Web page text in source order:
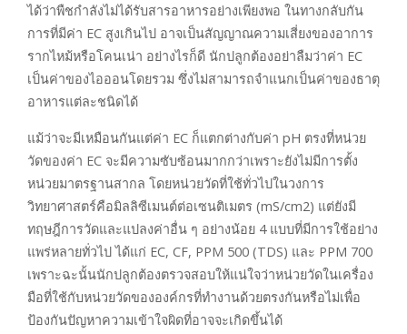
ได้ว่าพืชกำลังไม่ได้รับสารอาหารอย่างเพียงพอ ในทางกลับกัน
การที่มีค่า EC สูงเกินไป อาจเป็นสัญญาณความเสี่ยงของอาการ
รากไหม้หรือโคนเน่า อย่างไรก็ดี นักปลูกต้องอย่าลืมว่าค่า EC
เป็นค่าของไอออนโดยรวม ซึ่งไม่สามารถจำแนกเป็นค่าของธาตุ
อาหารแต่ละชนิดได้
แม้ว่าจะมีเหมือนกันแต่ค่า EC ก็แตกต่างกับค่า pH ตรงที่หน่วย
วัดของค่า EC จะมีความซับซ้อนมากกว่าเพราะยังไม่มีการตั้ง
หน่วยมาตรฐานสากล โดยหน่วยวัดที่ใช้ทั่วไปในวงการ
วิทยาศาสตร์คือมิลลิซีเมนต์ต่อเซนติเมตร (mS/cm2) แต่ยังมี
ทฤษฎีการวัดและแปลงค่าอื่น ๆ อย่างน้อย 4 แบบที่มีการใช้อย่าง
แพร่หลายทั่วไป ได้แก่ EC, CF, PPM 500 (TDS) และ PPM 700
เพราะฉะนั้นนักปลูกต้องตรวจสอบให้แน่ใจว่าหน่วยวัดในเครื่อง
มือที่ใช้กับหน่วยวัดขององค์กรที่ทำงานด้วยตรงกันหรือไม่เพื่อ
ป้องกันปัญหาความเข้าใจผิดที่อาจจะเกิดขึ้นได้